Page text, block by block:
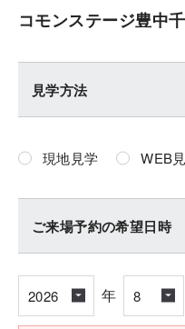
コモンステージ豊中
見学方法
現地見学 WEB
ご来場予約の希望日時
年